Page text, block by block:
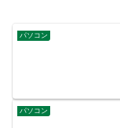
パソコン
パソコン